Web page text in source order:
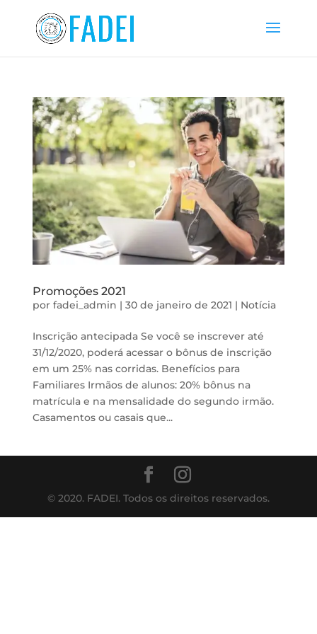
Promoções 2021
por fadei_admin | 30 de janeiro de 2021 | Notícia
Inscrição antecipada Se você se inscrever até
31/12/2020, poderá acessar o bônus de inscrição
em um 25% nas corridas. Benefícios para
Familiares Irmãos de alunos: 20% bônus na
matrícula e na mensalidade do segundo irmão.
Casamentos ou casais que...
© 2020. FADEI. Todos os direitos reservados.